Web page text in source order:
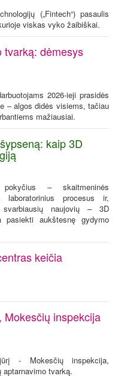
(„Fintech“) pasaulis
viskas vyko žaibiškai.
tvarką: dėmesys
2026-ieji prasidės
– algos didės visiems, tačiau
mažiausiai.
kaip 3D
– skaitmeninės
laboratorinius procesus ir,
naujovių – 3D
pasiekti aukštesnę gydymo
keičia
Mokesčių inspekcija
- Mokesčių inspekcija,
tvarką.